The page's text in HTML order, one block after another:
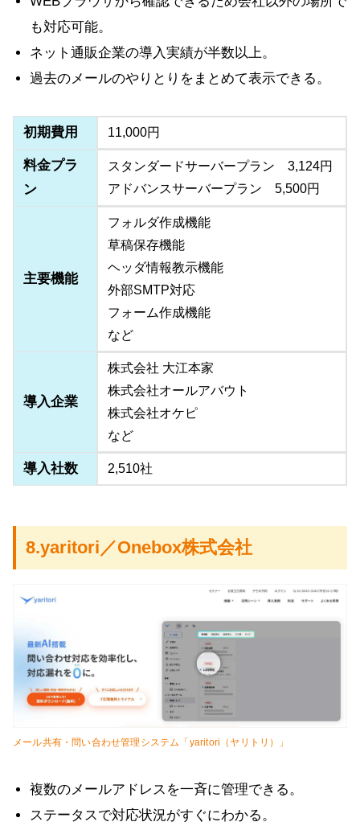
も対応可能。
ネット通販企業の導入実績が半数以上。
過去のメールのやりとりをまとめて表示できる。
初期費用 11,000円
料金プラ
ン
スタンダードサーバープラン 3,124円
アドバンスサーバープラン 5,500円
主要機能
フォルダ作成機能
草稿保存機能
ヘッダ情報教示機能
外部SMTP対応
フォーム作成機能
など
導入企業
株式会社 大江本家
株式会社オールアバウト
株式会社オケピ
など
導入社数 2,510社
8.yaritori／Onebox株式会社
メール共有・問い合わせ管理システム「yaritori（ヤリトリ）」
複数のメールアドレスを一斉に管理できる。
ステータスで対応状況がすぐにわかる。